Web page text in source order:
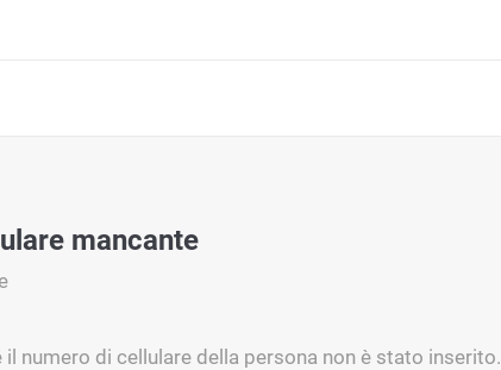
mancante
numero di cellulare della persona non è stato inserito.